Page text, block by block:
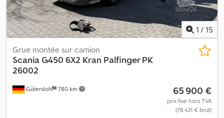
1 / 15
Gütersloh 780 km
Grue montée sur camion
ScaniaG450 6X2 Kran Palfinger PK
26002
65 900 €
prix fixe hors TVA
(78 421 € brut)